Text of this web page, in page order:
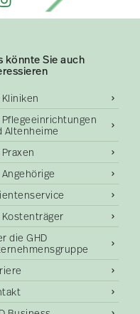
könnte Sie auch
Kliniken
Pflegeeinrichtungen
Altenheime
Angehörige
Kostenträger
die GHD